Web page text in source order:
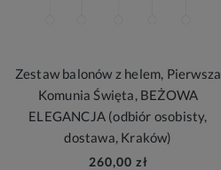
Zestaw balonów z helem, Pierwsza
Komunia Święta, BEŻOWA
ELEGANCJA (odbiór osobisty,
dostawa, Kraków)
260,00 zł